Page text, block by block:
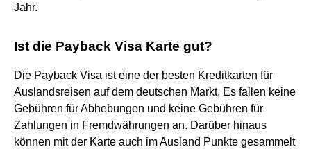
Jahr.
Ist die Payback Visa Karte gut?
Die Payback Visa ist eine der besten Kreditkarten für
Auslandsreisen auf dem deutschen Markt. Es fallen keine
Gebühren für Abhebungen und keine Gebühren für
Zahlungen in Fremdwährungen an. Darüber hinaus
können mit der Karte auch im Ausland Punkte gesammelt